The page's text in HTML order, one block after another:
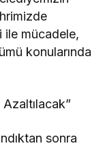
ile mücadele,
konularında
sonra